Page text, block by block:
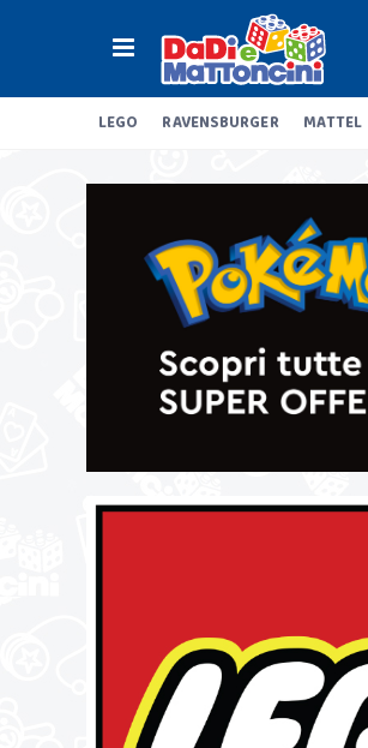
LEGO RAVENSBURGER MATTEL